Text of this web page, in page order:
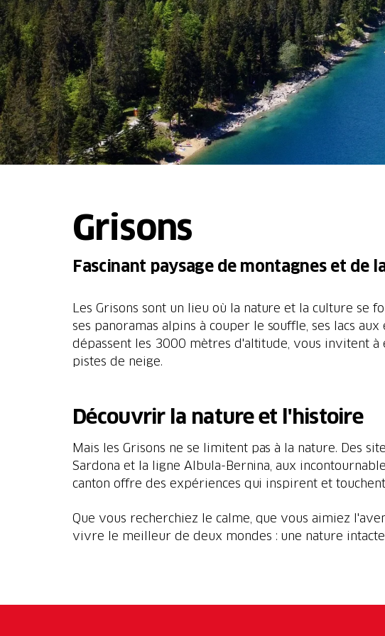
Grisons
Fascinant paysage de montagnes et de
Les Grisons sont un lieu où la nature et la culture se
ses panoramas alpins à couper le souffle, ses lacs
dépassent les 3000 mètres d'altitude, vous invitent
pistes de neige.
Découvrir la nature et l'histoire
Mais les Grisons ne se limitent pas à la nature. Des
Sardona et la ligne Albula-Bernina, aux
canton offre des expériences qui inspirent et
Que vous recherchiez le calme, que vous aimiez
vivre le meilleur de deux mondes : une nature